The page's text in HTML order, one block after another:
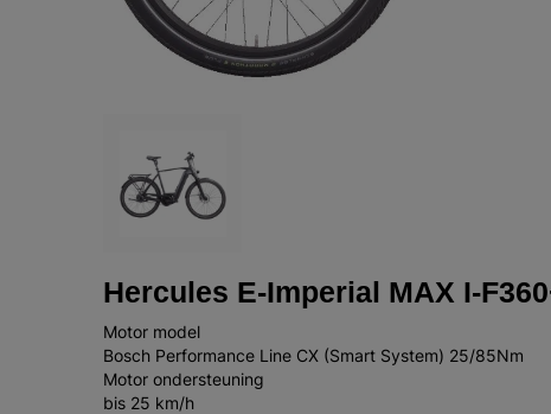
Hercules E-Imperial MAX I-
Motor model
Bosch Performance Line CX (Smart System) 25/85Nm
Motor ondersteuning
bis 25 km/h